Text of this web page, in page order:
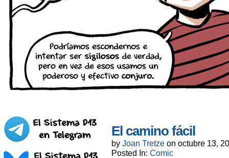
El camino fácil
by Joan Tretze on octubre 13,
Posted In: Comic